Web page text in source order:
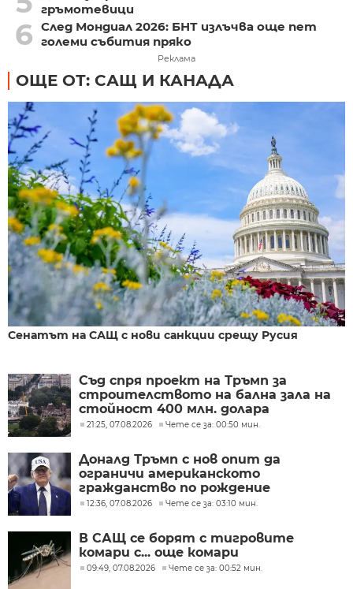
гръмотевици
6 След Мондиал 2026: БНТ излъчва още пет
големи събития пряко
Реклама
ОЩЕ ОТ: САЩ И КАНАДА
Сенатът на САЩ с нови санкции срещу Русия
Съд спря проект на Тръмп за
строителството на бална зала на
стойност 400 млн. долара
21:25, 07.08.2026 Чете се за: 00:50 мин.
Доналд Тръмп с нов опит да
ограничи американското
гражданство по рождение
12:36, 07.08.2026 Чете се за: 03:10 мин.
В САЩ се борят с тигровите
комари с... още комари
09:49, 07.08.2026 Чете се за: 00:52 мин.